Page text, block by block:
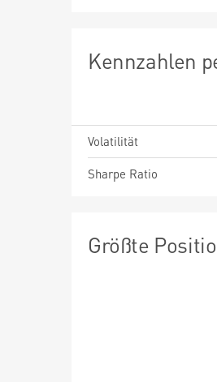
Kennzahlen
Volatilität
Sharpe Ratio
Größte